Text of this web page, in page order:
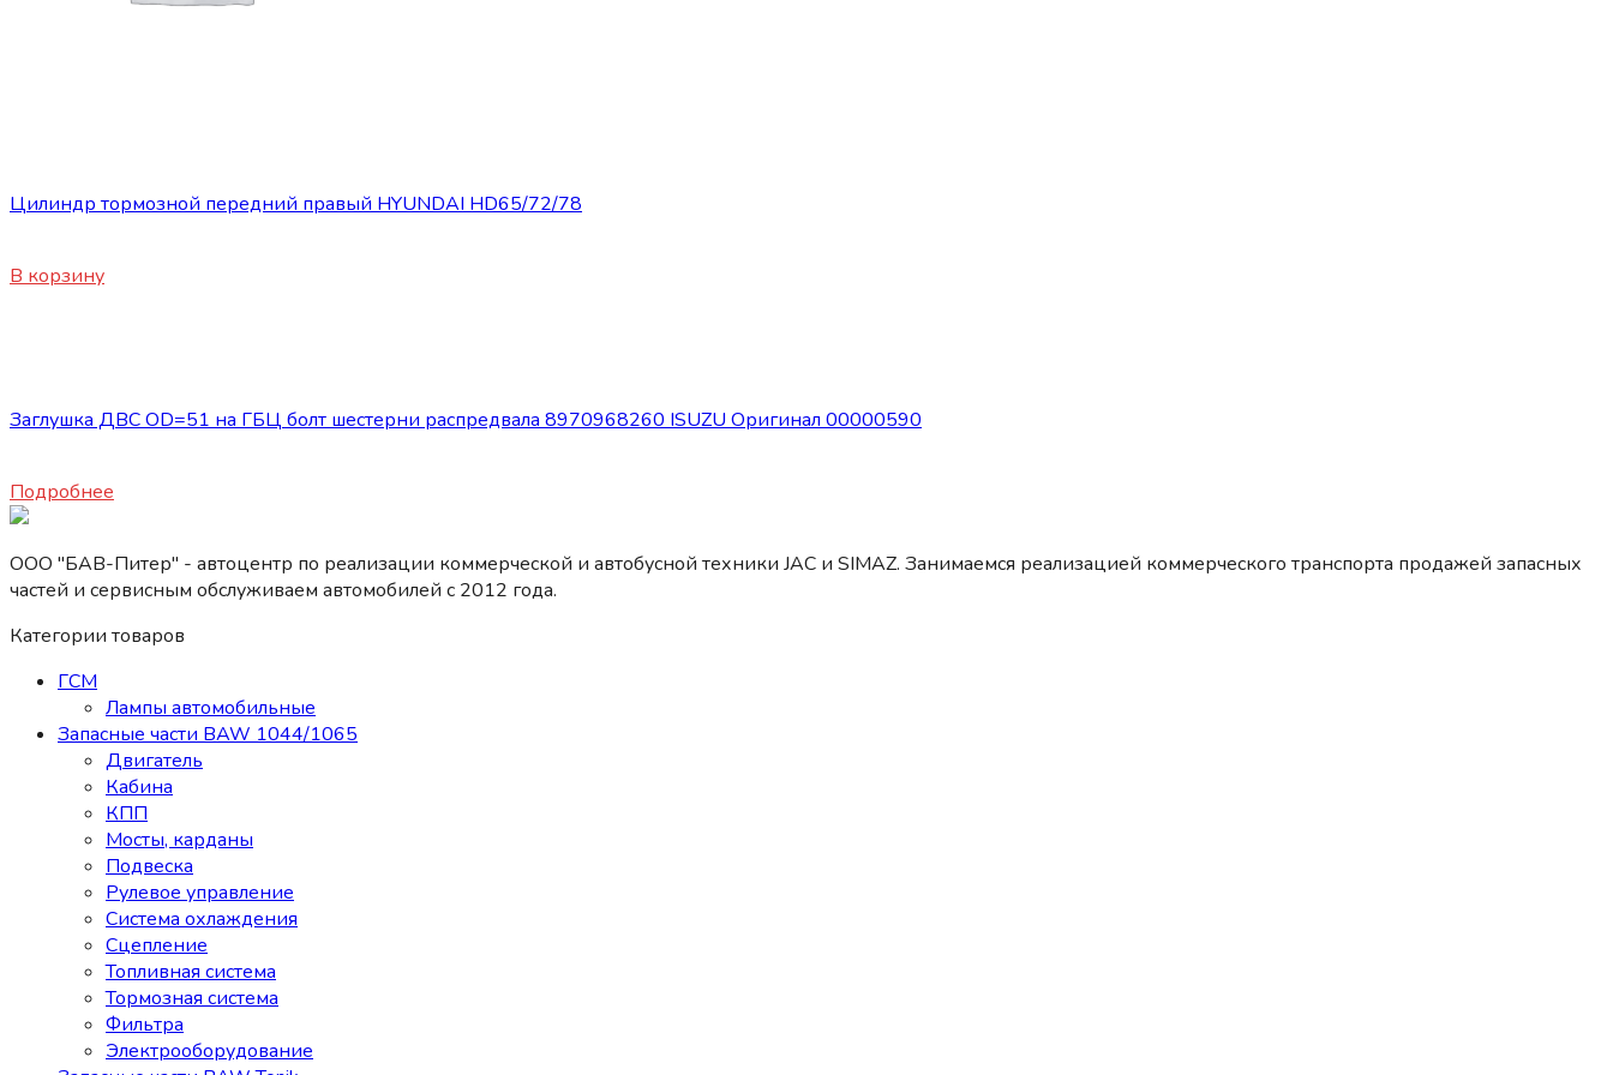
Цилиндр тормозной передний правый HYUNDAI HD65/72/78
В корзину
Заглушка ДВС OD=51 на ГБЦ болт шестерни распредвала 8970968260 ISUZU Оригинал 00000590
Подробнее
ООО "БАВ-Питер" - автоцентр по реализации коммерческой и автобусной техники JAC и SIMAZ. Занимаемся реализацией коммерческого транспорта продажей запасных
частей и сервисным обслуживаем автомобилей c 2012 года.
Категории товаров
ГСМ
Лампы автомобильные
Запасные части BAW 1044/1065
Двигатель
Кабина
КПП
Мосты, карданы
Подвеска
Рулевое управление
Система охлаждения
Сцепление
Топливная система
Тормозная система
Фильтра
Электрооборудование